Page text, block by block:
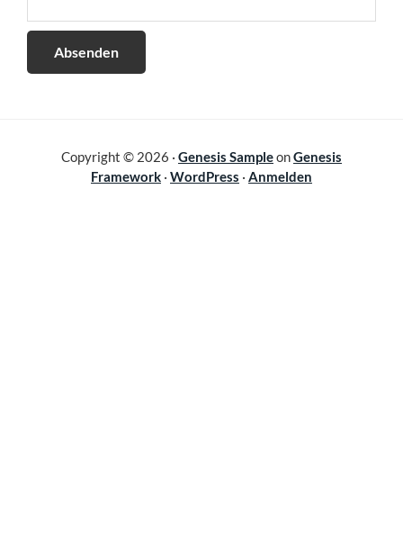
Copyright © 2026 · Genesis SampleonGenesis
Framework · WordPress · Anmelden